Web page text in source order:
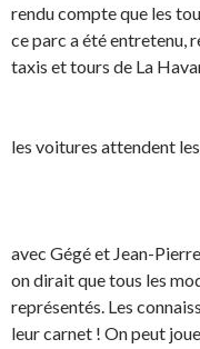
rendu compte que les
ce parc a été entretenu,
taxis et tours de La
les voitures attendent
avec Gégé et Jean-
on dirait que tous les
représentés. Les
leur carnet ! On peut